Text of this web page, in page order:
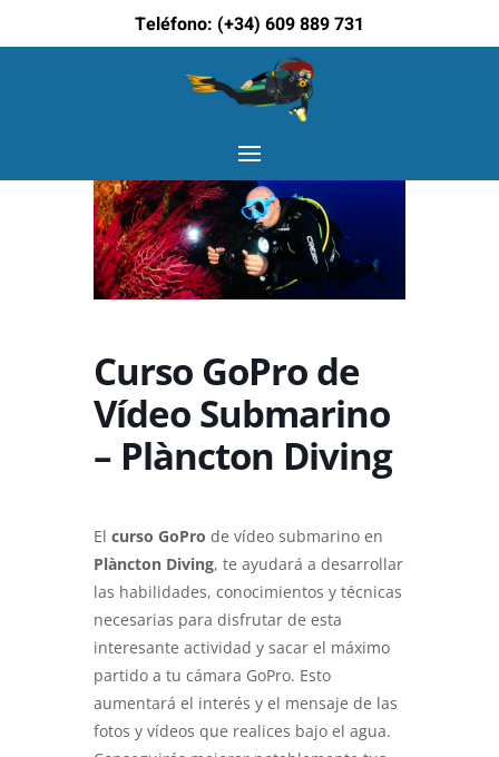
Teléfono: (+34) 609 889 731
Curso GoPro de
Vídeo Submarino
– Plàncton Diving
El curso GoPro de vídeo submarino en
Plàncton Diving, te ayudará a desarrollar
las habilidades, conocimientos y técnicas
necesarias para disfrutar de esta
interesante actividad y sacar el máximo
partido a tu cámara GoPro. Esto
aumentará el interés y el mensaje de las
fotos y vídeos que realices bajo el agua.